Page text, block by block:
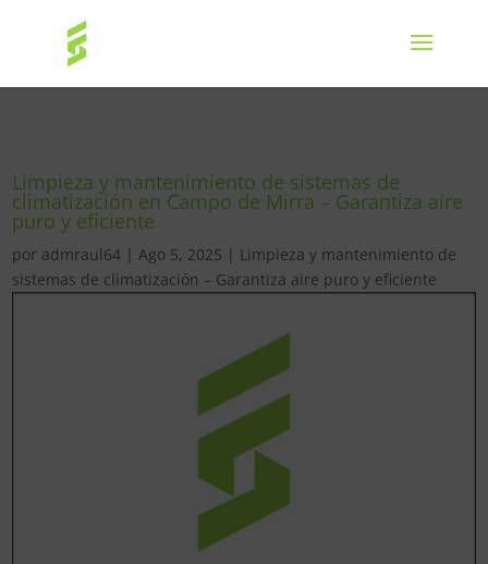
Limpieza y mantenimiento de sistemas de
climatización en Campo de Mirra – Garantiza aire
puro y eficiente
por admraul64 |Ago 5, 2025 | Limpieza y mantenimiento de
sistemas de climatización – Garantiza aire puro y eficiente